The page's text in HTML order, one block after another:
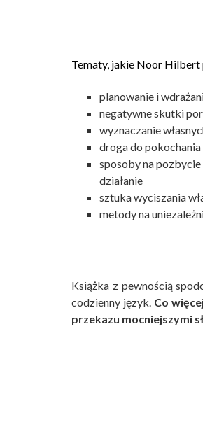
Tematy, jakie Noor Hilbert
planowanie i
negatywne skutki
wyznaczanie
droga do
sposoby na
działanie
sztuka wyciszania
metody na
Książka z pewnością
codzienny język. Co
przekazu mocniejszymi